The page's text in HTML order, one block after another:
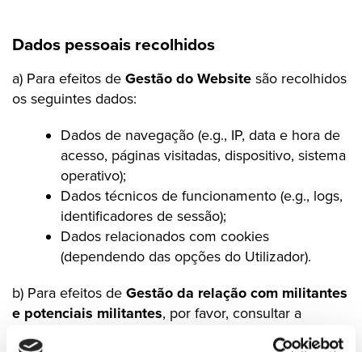
Dados pessoais recolhidos
a) Para efeitos de Gestão do Website são recolhidos
os seguintes dados:
Dados de navegação (e.g., IP, data e hora de
acesso, páginas visitadas, dispositivo, sistema
operativo);
Dados técnicos de funcionamento (e.g., logs,
identificadores de sessão);
Dados relacionados com cookies
(dependendo das opções do Utilizador).
b) Para efeitos de Gestão da relação com militantes
e potenciais militantes, por favor, consultar a